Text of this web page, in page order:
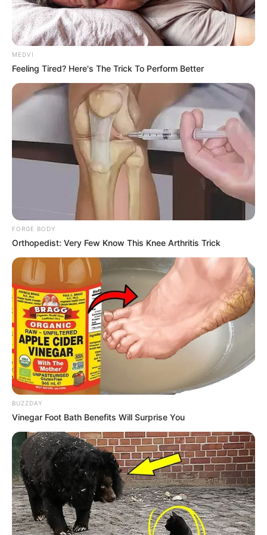
benefícios em oferecer a chupeta como alternativa. A entidade
recomenda que os pais usem estratégias como oferecer
mordedores e chocalhos no lugar do dedo.
Qualquer tipo de uso pode interferir na formação do
sistema estomatognático.
—Imagem/
Uso por muito tempo
O problema é quando estes mecanismos são usados por muito
tempo e depois que essa fase de transição já passou. Aí sim
aumenta o risco de má-oclusão dentária e outros problemas orais e
respiratórios. Independente do que os pais decidirem, a
afetando o psicológico da criança. É preciso avaliar se o hábito não
questões emocionais.
MEDVI
Feeling Tired? Here's The Trick To Perform Better
FORGE BODY
Orthopedist: Very Few Know This Knee Arthritis Trick
BUZZDAY
Vinegar Foot Bath Benefits Will Surprise You